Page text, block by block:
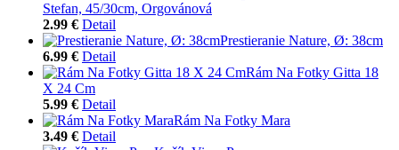
Stefan, 45/30cm, Orgovánová
2.99 € Detail
Prestieranie Nature, Ø: 38cm
6.99 € Detail
Rám Na Fotky Gitta 18
X 24 Cm
5.99 € Detail
Rám Na Fotky Mara
3.49 € Detail